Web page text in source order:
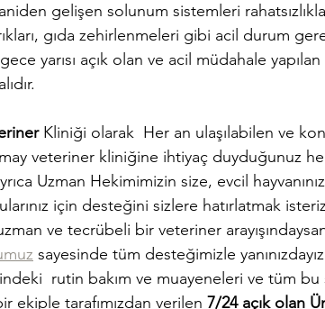
gelişen solunum sistemleri
gıda zehirlenmeleri gibi acil durum
yarısı açık olan ve acil müdahale
Kliniği olarak  Her an ulaşılabilen ve
veteriner kliniğine ihtiyaç duyduğunuz
Uzman Hekimimizin size, evcil
için desteğini sizlere hatırlatmak
ve tecrübeli bir veteriner
sayesinde tüm desteğimizle
rutin bakım ve muayeneleri ve tüm bu
ekiple tarafımızdan verilen 7/24 açık olan